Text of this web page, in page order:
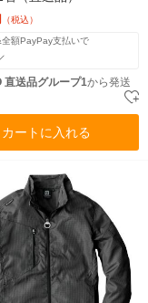
（税込）
全額PayPay支払いで
直送品グループ1から発送
カートに入れる